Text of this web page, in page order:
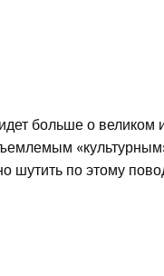
больше о великом
шутить по этому